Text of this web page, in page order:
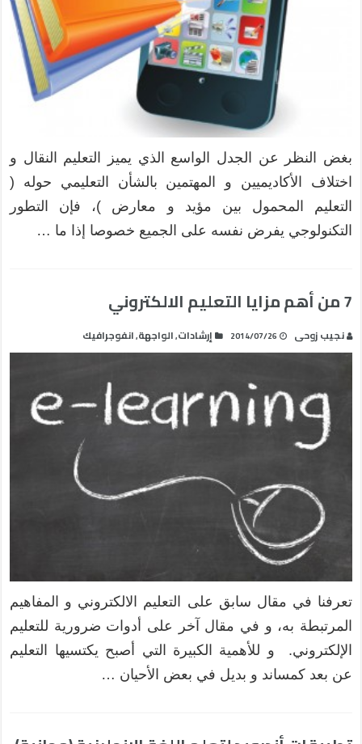
بغض النظر عن الجدل الواسع الذي يميز التعليم النقال و
اختلاف الأكاديميين و المهتمين بالشأن التعليمي حوله (
التعليم المحمول بين مؤيد و معارض )، فإن التطور
التكنولوجي يفرض نفسه على الجميع خصوصا إذا ما …
7 من أهم مزايا التعليم الالكتروني
نجيب زوحى 2014/07/26 إرشادات,الواجهة,انفوجرافيك
تعرفنا في مقال سابق على التعليم الالكتروني و المفاهيم
المرتبطة به، و في مقال آخر على أدوات ضرورية للتعليم
الإلكتروني. و للأهمية الكبيرة التي أصبح يكتسيها التعليم
عن بعد كمساند و بديل في بعض الأحيان …